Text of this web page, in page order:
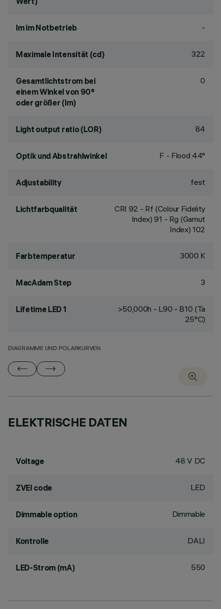
lm im Notbetrieb -
Maximale Intensität (cd) 322
Gesamtlichtstrom bei
einem Winkel von 90°
oder größer (lm)
0
Light output ratio (LOR) 84
Optik und Abstrahlwinkel F - Flood 44°
Adjustability fest
Lichtfarbqualität CRI 92 - Rf (Colour Fidelity
Index) 91 - Rg (Gamut
Index) 102
Farbtemperatur 3000 K
MacAdam Step 3
Lifetime LED 1
>50,000h - L90 - B10 (Ta
25°C)
DIAGRAMME UND POLARKURVEN
ELEKTRISCHE DATEN
Voltage 48 V DC
ZVEI code LED
Dimmable option Dimmable
Kontrolle DALI
LED-Strom (mA) 550